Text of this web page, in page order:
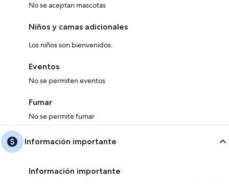
No se aceptan mascotas
Niños y camas adicionales
Los niños son bienvenidos.
Eventos
No se permiten eventos
Fumar
No se permite fumar
Información importante
Información importante